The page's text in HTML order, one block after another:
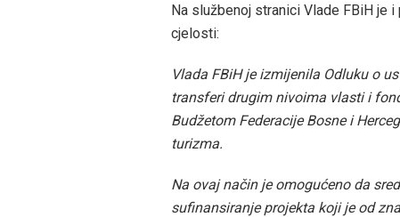
Na službenoj stranici Vlade FBiH je
cjelosti:
Vlada FBiH je izmijenila Odluku o
transferi drugim nivoima vlasti i
Budžetom Federacije Bosne i
turizma.
Na ovaj način je omogućeno da
sufinansiranje projekta koji je od